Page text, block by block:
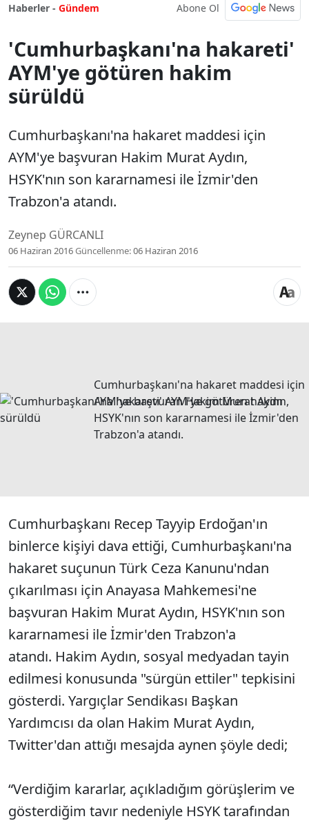
Haberler - Gündem Abone Ol
'Cumhurbaşkanı'na hakareti'
AYM'ye götüren hakim
sürüldü
Cumhurbaşkanı'na hakaret maddesi için
AYM'ye başvuran Hakim Murat Aydın,
HSYK'nın son kararnamesi ile İzmir'den
Trabzon'a atandı.
Zeynep GÜRCANLI
06 Haziran 2016Güncellenme:06 Haziran 2016
Cumhurbaşkanı'na hakaret maddesi için
AYM'ye başvuran Hakim Murat Aydın,
HSYK'nın son kararnamesi ile İzmir'den
Trabzon'a atandı.
Cumhurbaşkanı Recep Tayyip Erdoğan'ın
binlerce kişiyi dava ettiği, Cumhurbaşkanı'na
hakaret suçunun Türk Ceza Kanunu'ndan
çıkarılması için Anayasa Mahkemesi'ne
başvuran Hakim Murat Aydın, HSYK'nın son
kararnamesi ile İzmir'den Trabzon'a
atandı. Hakim Aydın, sosyal medyadan tayin
edilmesi konusunda "sürgün ettiler" tepkisini
gösterdi. Yargıçlar Sendikası Başkan
Yardımcısı da olan Hakim Murat Aydın,
Twitter'dan attığı mesajda aynen şöyle dedi;
“Verdiğim kararlar, açıkladığım görüşlerim ve
gösterdiğim tavır nedeniyle HSYK tarafından